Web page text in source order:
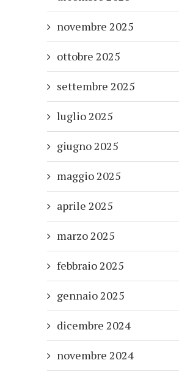
novembre 2025
ottobre 2025
settembre 2025
luglio 2025
giugno 2025
maggio 2025
aprile 2025
marzo 2025
febbraio 2025
gennaio 2025
dicembre 2024
novembre 2024